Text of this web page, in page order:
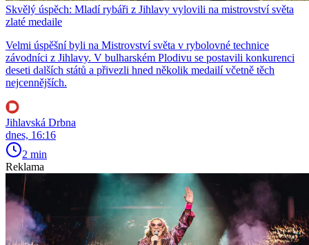
Skvělý úspěch: Mladí rybáři z Jihlavy vylovili na mistrovství světa
zlaté medaile
Velmi úspěšní byli na Mistrovství světa v rybolovné technice
závodníci z Jihlavy. V bulharském Plodivu se postavili konkurenci
deseti dalších států a přivezli hned několik medailí včetně těch
nejcennějších.
Jihlavská Drbna
dnes, 16:16
2 min
Reklama